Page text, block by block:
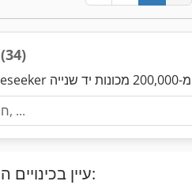
(34)
עיין בכינויים הנפוצים ביותר למכונות: